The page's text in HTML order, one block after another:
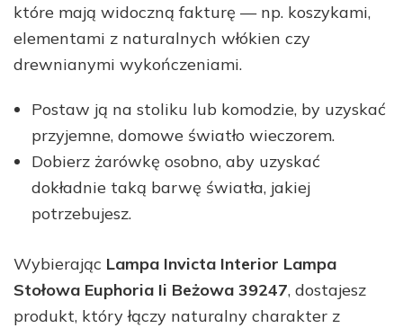
które mają widoczną fakturę — np. koszykami,
elementami z naturalnych włókien czy
drewnianymi wykończeniami.
Postaw ją na stoliku lub komodzie, by uzyskać
przyjemne, domowe światło wieczorem.
Dobierz żarówkę osobno, aby uzyskać
dokładnie taką barwę światła, jakiej
potrzebujesz.
Wybierając Lampa Invicta Interior Lampa
Stołowa Euphoria Ii Beżowa 39247, dostajesz
produkt, który łączy naturalny charakter z